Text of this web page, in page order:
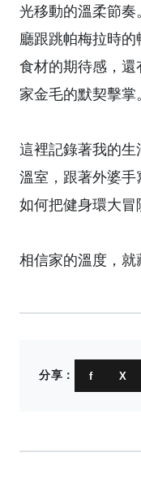
光移動的溫柔節
廳跟跳帕梅拉時
食材的期待感，
家金毛的默契擊掌。
這裡記錄著我的
溫室，跟著外婆
如何把健身環大冒
相信家的溫度，就
分享： f X